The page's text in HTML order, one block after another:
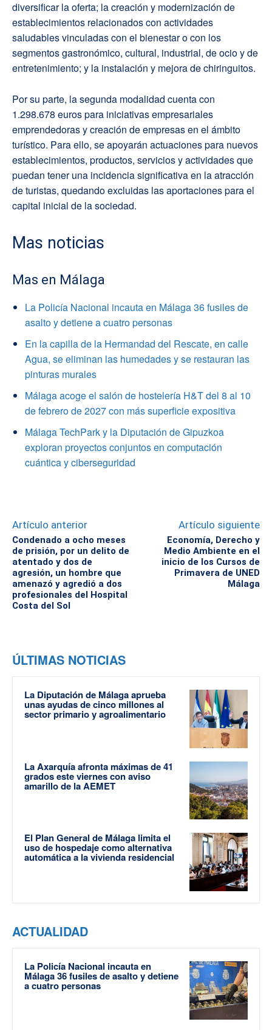
diversificar la oferta; la creación y modernización de
establecimientos relacionados con actividades
saludables vinculadas con el bienestar o con los
segmentos gastronómico, cultural, industrial, de ocio y de
entretenimiento; y la instalación y mejora de chiringuitos.
Por su parte, la segunda modalidad cuenta con
1.298.678 euros para iniciativas empresariales
emprendedoras y creación de empresas en el ámbito
turístico. Para ello, se apoyarán actuaciones para nuevos
establecimientos, productos, servicios y actividades que
puedan tener una incidencia significativa en la atracción
de turistas, quedando excluidas las aportaciones para el
capital inicial de la sociedad.
Mas noticias
Mas en Málaga
La Policía Nacional incauta en Málaga 36 fusiles de
asalto y detiene a cuatro personas
En la capilla de la Hermandad del Rescate, en calle
Agua, se eliminan las humedades y se restauran las
pinturas murales
Málaga acoge el salón de hostelería H&T del 8 al 10
de febrero de 2027 con más superficie expositiva
Málaga TechPark y la Diputación de Gipuzkoa
exploran proyectos conjuntos en computación
cuántica y ciberseguridad
Artículo anterior
Condenado a ocho meses
de prisión, por un delito de
atentado y dos de
agresión, un hombre que
amenazó y agredió a dos
profesionales del Hospital
Costa del Sol
Artículo siguiente
Economía, Derecho y
Medio Ambiente en el
inicio de los Cursos de
Primavera de UNED
Málaga
ÚLTIMAS NOTICIAS
La Diputación de Málaga aprueba
unas ayudas de cinco millones al
sector primario y agroalimentario
La Axarquía afronta máximas de 41
grados este viernes con aviso
amarillo de la AEMET
El Plan General de Málaga limita el
uso de hospedaje como alternativa
automática a la vivienda residencial
ACTUALIDAD
La Policía Nacional incauta en
Málaga 36 fusiles de asalto y detiene
a cuatro personas